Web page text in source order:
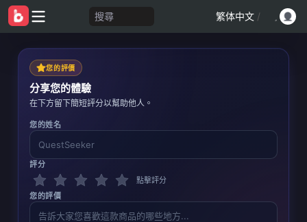
搜尋 繁体中文 /
您的評價
分享您的體驗
在下方留下簡短評分以幫助他人。
您的姓名
評分
點擊評分
您的評價